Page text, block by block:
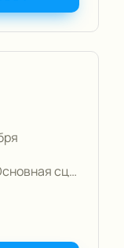
Москва, МХТ им. А. П. Чехова, Основная сцена